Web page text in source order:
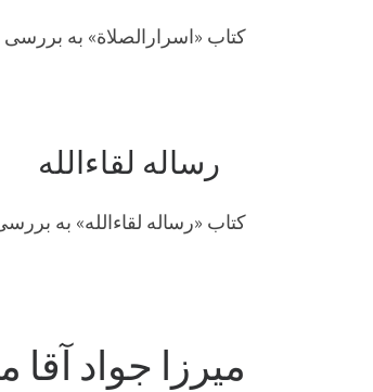
کتاب «اسرارالصلاة» به بررسی
رساله لقاءالله
کتاب «رساله لقاءالله» به
میرزا جواد